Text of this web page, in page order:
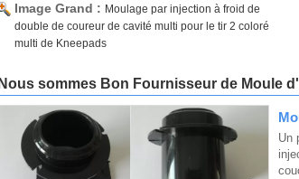
Image Grand : Moulage par injection à froid de
double de coureur de cavité multi pour le tir 2 coloré
multi de Kneepads
Nous sommes Bon Fournisseur de Moule
Un